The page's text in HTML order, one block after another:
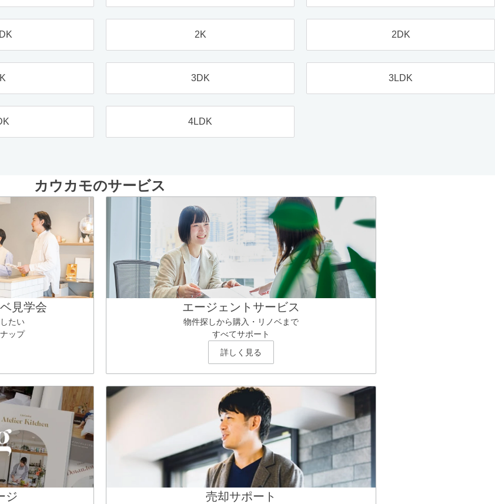
2K 2DK
3DK 3LDK
4LDK
カウカモのサービス
見学会
たい
ップ
エージェントサービス
物件探しから購入・リノベまで
すべてサポート
詳しく見る
ジ 売却サポート